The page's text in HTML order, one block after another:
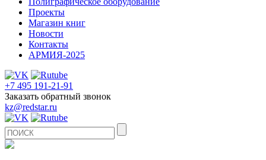
Проекты
Магазин книг
Новости
Контакты
АРМИЯ-2025
+7 495 191-21-91
Заказать обратный звонок
kz@redstar.ru